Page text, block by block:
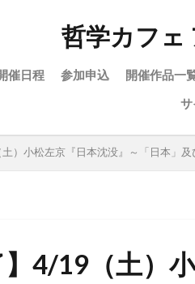
哲学カフェ
催日程 参加申込 開催作品一
サ
土）小松左京『日本沈没』～「日本」
】4/19（土）